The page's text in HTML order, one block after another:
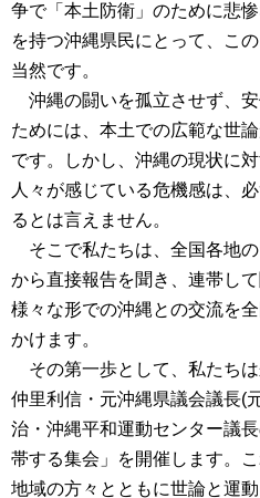
争で「本土防衛」のために悲
を持つ沖縄県民にとって、こ
当然です。
沖縄の闘いを孤立させず、
ためには、本土での広範な世
です。しかし、沖縄の現状に
人々が感じている危機感は、
るとは言えません。
そこで私たちは、全国各地
から直接報告を聞き、連帯し
様々な形での沖縄との交流を
かけます。
その第一歩として、私たち
仲里利信・元沖縄県議会議長(
治・沖縄平和運動センター議
帯する集会」を開催します。
地域の方々とともに世論と運